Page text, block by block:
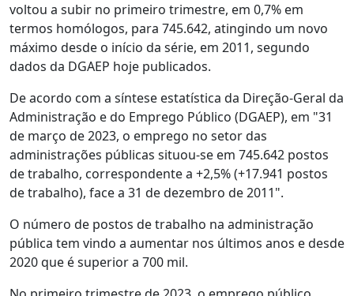
voltou a subir no primeiro trimestre, em 0,7% em
termos homólogos, para 745.642, atingindo um novo
máximo desde o início da série, em 2011, segundo
dados da DGAEP hoje publicados.
De acordo com a síntese estatística da Direção-Geral da
Administração e do Emprego Público (DGAEP), em "31
de março de 2023, o emprego no setor das
administrações públicas situou-se em 745.642 postos
de trabalho, correspondente a +2,5% (+17.941 postos
de trabalho), face a 31 de dezembro de 2011".
O número de postos de trabalho na administração
pública tem vindo a aumentar nos últimos anos e desde
2020 que é superior a 700 mil.